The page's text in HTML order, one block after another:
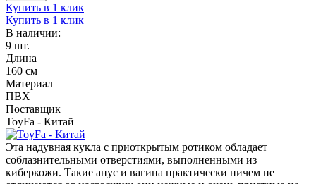
Купить в 1 клик
Купить в 1 клик
В наличии:
9 шт.
Длина
160 см
Материал
ПВХ
Поставщик
ToyFa - Китай
Эта надувная кукла с приоткрытым ротиком обладает
соблазнительными отверстиями, выполненными из
киберкожи. Такие анус и вагина практически ничем не